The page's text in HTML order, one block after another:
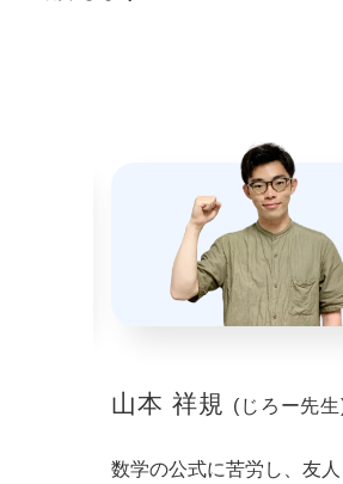
山本 祥規 (じろー先
数学の公式に苦労し、友